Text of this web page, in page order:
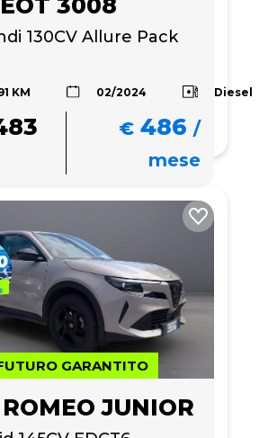
130CV Allure Pack
KM 02/2024 Diesel
€ 486 /
mese
GARANTITO
JUNIOR